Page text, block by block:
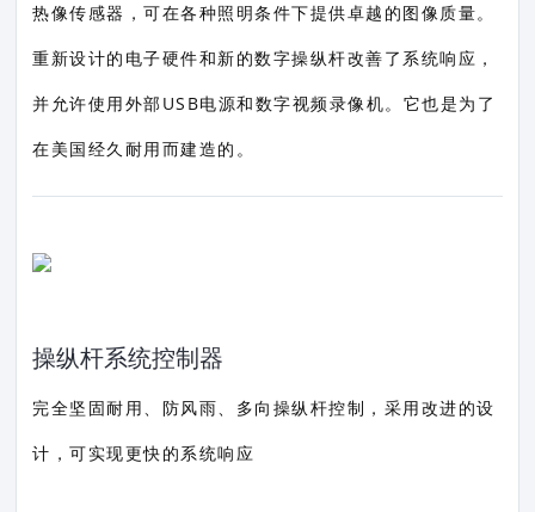
热像传感器，可在各种照明条件下提供卓越的图像质量。
重新设计的电子硬件和新的数字操纵杆改善了系统响应，
并允许使用外部USB电源和数字视频录像机。它也是为了
在美国经久耐用而建造的。
操纵杆系统控制器
完全坚固耐用、防风雨、多向操纵杆控制，采用改进的设
计，可实现更快的系统响应